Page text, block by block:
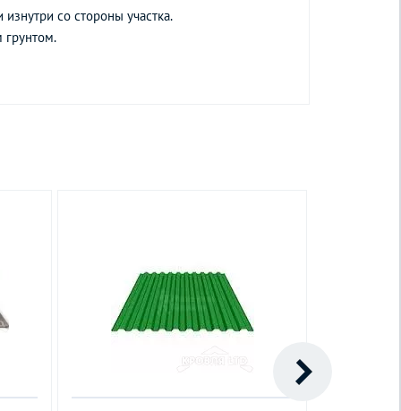
со стороны участка.
грунтом.